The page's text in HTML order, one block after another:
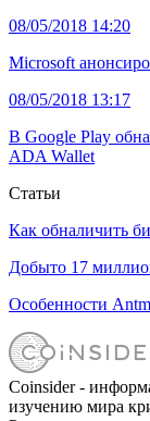
08/05/2018 14:20
Microsoft
08/05/2018 13:17
В Google Play
ADA Wallet
Статьи
Как обналичить
Добыто 17
Особенности
Coinsider -
изучению мира